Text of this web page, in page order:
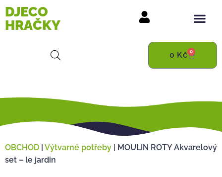
DJECO
HRAČKY
0 Kč 0
OBCHOD | Výtvarné potřeby | MOULIN ROTY Akvarelový
set – le jardin